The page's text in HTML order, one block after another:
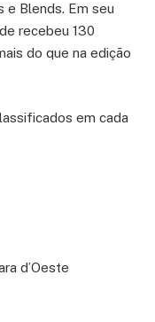
e Blends. Em seu
recebeu 130
do que na edição
em cada
d’Oeste